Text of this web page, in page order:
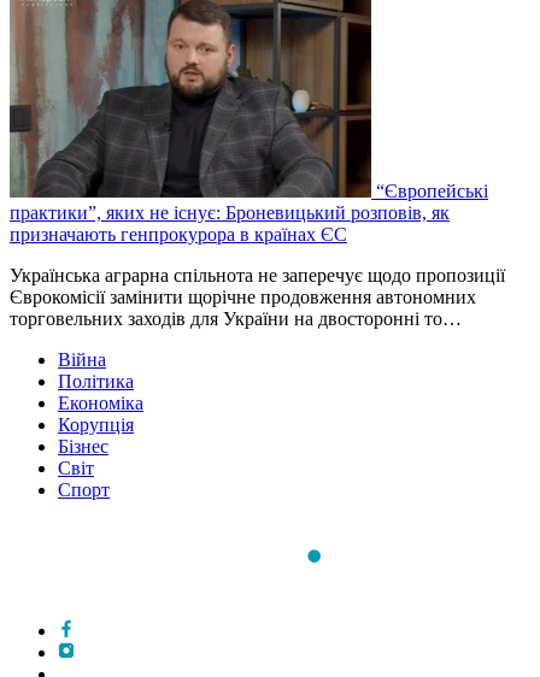
“Європейські
практики”, яких не існує: Броневицький розповів, як
призначають генпрокурора в країнах ЄС
Українська аграрна спільнота не заперечує щодо пропозиції
Єврокомісії замінити щорічне продовження автономних
торговельних заходів для України на двосторонні то…
Війна
Політика
Економіка
Корупція
Бізнес
Світ
Спорт